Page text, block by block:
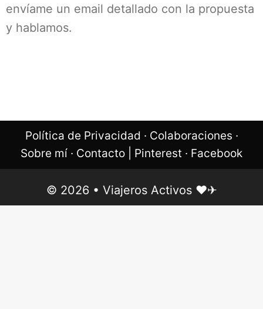
envíame un email detallado con la propuesta
y hablamos.
Política de Privacidad · Colaboraciones ·
Sobre mí · Contacto Pinterest · Facebook
© 2026 • Viajeros Activos ❤︎✈︎